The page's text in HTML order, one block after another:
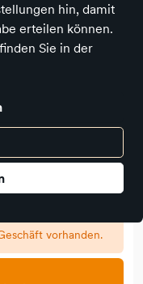
hin, damit
erteilen können.
Sie in der
vorhanden.